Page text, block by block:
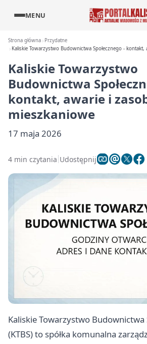
MENU
Strona główna
Przydatne
Kaliskie Towarzystwo Budownictwa Społecznego -
Kaliskie Towarzystwo
Budownictwa
kontakt, awarie i
mieszkaniowe
17 maja 2026
4 min czytania Udostępnij
Kaliskie Towarzystwo Budownictwa
(KTBS) to spółka komunalna